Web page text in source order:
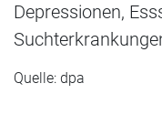
Depressionen,
Quelle: dpa